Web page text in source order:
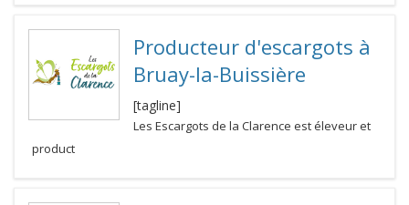
Producteur d'escargots à
Bruay-la-Buissière
[tagline]
Les Escargots de la Clarence est éleveur et
product